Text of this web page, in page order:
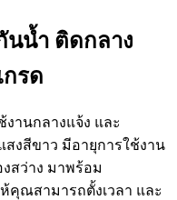
นน้ำ ติดกลาง
กรด
งานกลางแจ้ง และ
สงสีขาว มีอายุการใช้งาน
สว่าง มาพร้อม
ณสามารถตั้งเวลา และ